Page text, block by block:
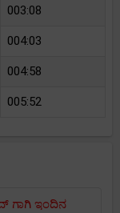
003:08
004:03
004:58
005:52
ಗಾಗಿ ಇಂದಿನ